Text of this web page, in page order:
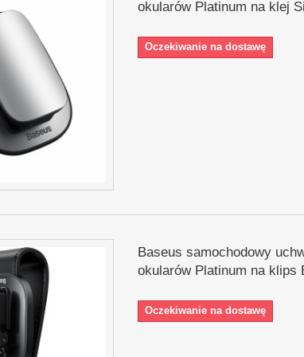
okularów Platinum na klej
Oczekiwanie na dostawę
Baseus samochodowy
okularów Platinum na klips
Oczekiwanie na dostawę